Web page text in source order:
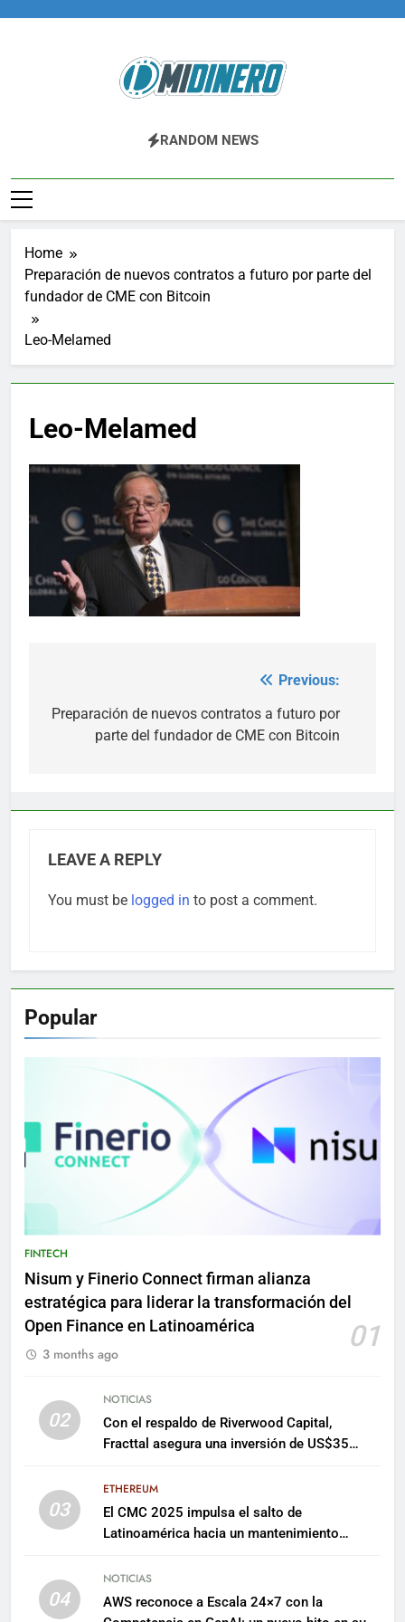
Midinero.co
Fintech, Criptomonedas
RANDOM NEWS
Home
Preparación de nuevos contratos a futuro por parte del
fundador de CME con Bitcoin
Leo-Melamed
Leo-Melamed
navigation
Previous:
Preparación de nuevos contratos a futuro por
parte del fundador de CME con Bitcoin
LEAVE A REPLY
You must be logged in to post a comment.
Popular
FINTECH
Nisum y Finerio Connect firman alianza
estratégica para liderar la transformación del
Open Finance en Latinoamérica
01
3 months ago
02
NOTICIAS
Con el respaldo de Riverwood Capital,
Fracttal asegura una inversión de US$35
03
ETHEREUM
El CMC 2025 impulsa el salto de
Latinoamérica hacia un mantenimiento
04
NOTICIAS
AWS reconoce a Escala 24×7 con la